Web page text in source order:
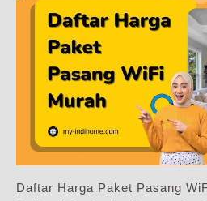
Daftar Harga Paket Pasang